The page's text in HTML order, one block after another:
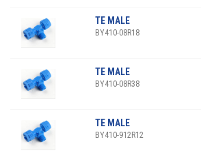
TE MALE
BY410-08R18
TE MALE
BY410-08R38
TE MALE
BY410-912R12